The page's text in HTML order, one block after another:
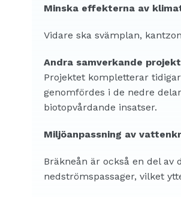
Minska effekterna av
Vidare ska svämplan,
Andra samverkande
Projektet kompletterar
genomfördes i de nedre
biotopvårdande insatser.
Miljöanpassning av
Bräkneån är också en del
nedströmspassager, vilket